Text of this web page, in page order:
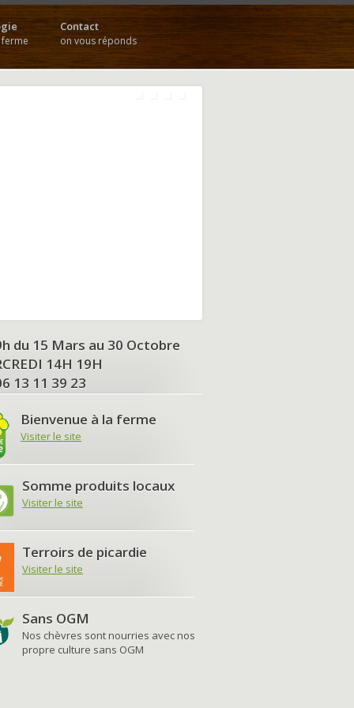
Contact
on vous réponds
du 15 Mars au 30 Octobre
14H 19H
13 11 39 23
Bienvenue à la ferme
Visiter le site
Somme produits locaux
Visiter le site
Terroirs de picardie
Visiter le site
Sans OGM
Nos chèvres sont nourries avec nos
propre culture sans OGM